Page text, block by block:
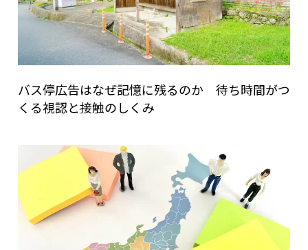
バス停広告はなぜ記憶に残るのか 待ち時間がつ
くる視認と接触のしくみ